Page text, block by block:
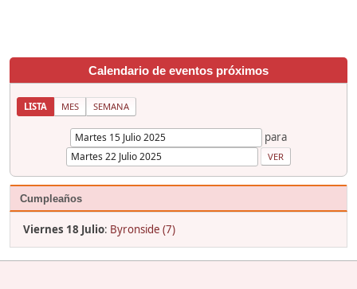
Calendario de eventos próximos
LISTA MES SEMANA
para
Cumpleaños
Viernes 18 Julio: Byronside (7)